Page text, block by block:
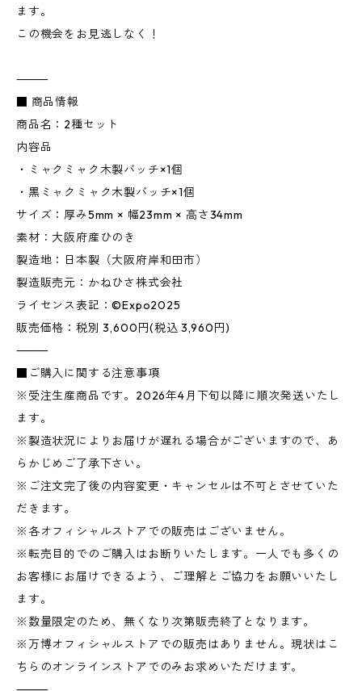
ます。
この機会をお見逃しなく！
⸻
■ 商品情報
商品名：2種セット
内容品
・ミャクミャク木製バッチ×1個
・黒ミャクミャク木製バッチ×1個
サイズ：厚み5mm × 幅23mm × 高さ34mm
素材：大阪府産ひのき
製造地：日本製（大阪府岸和田市）
製造販売元：かねひさ株式会社
ライセンス表記：©Expo2025
販売価格：税別 3,600円(税込 3,960円)
⸻
■ご購入に関する注意事項
※受注生産商品です。2026年4月下旬以降に順次発送いたし
ます。
※製造状況によりお届けが遅れる場合がございますので、あ
らかじめご了承下さい。
※ご注文完了後の内容変更・キャンセルは不可とさせていた
だきます。
※各オフィシャルストアでの販売はございません。
※転売目的でのご購入はお断りいたします。一人でも多くの
お客様にお届けできるよう、ご理解とご協力をお願いいたし
ます。
※数量限定のため、無くなり次第販売終了となります。
※万博オフィシャルストアでの販売はありません。現状はこ
ちらのオンラインストアでのみお求めいただけます。